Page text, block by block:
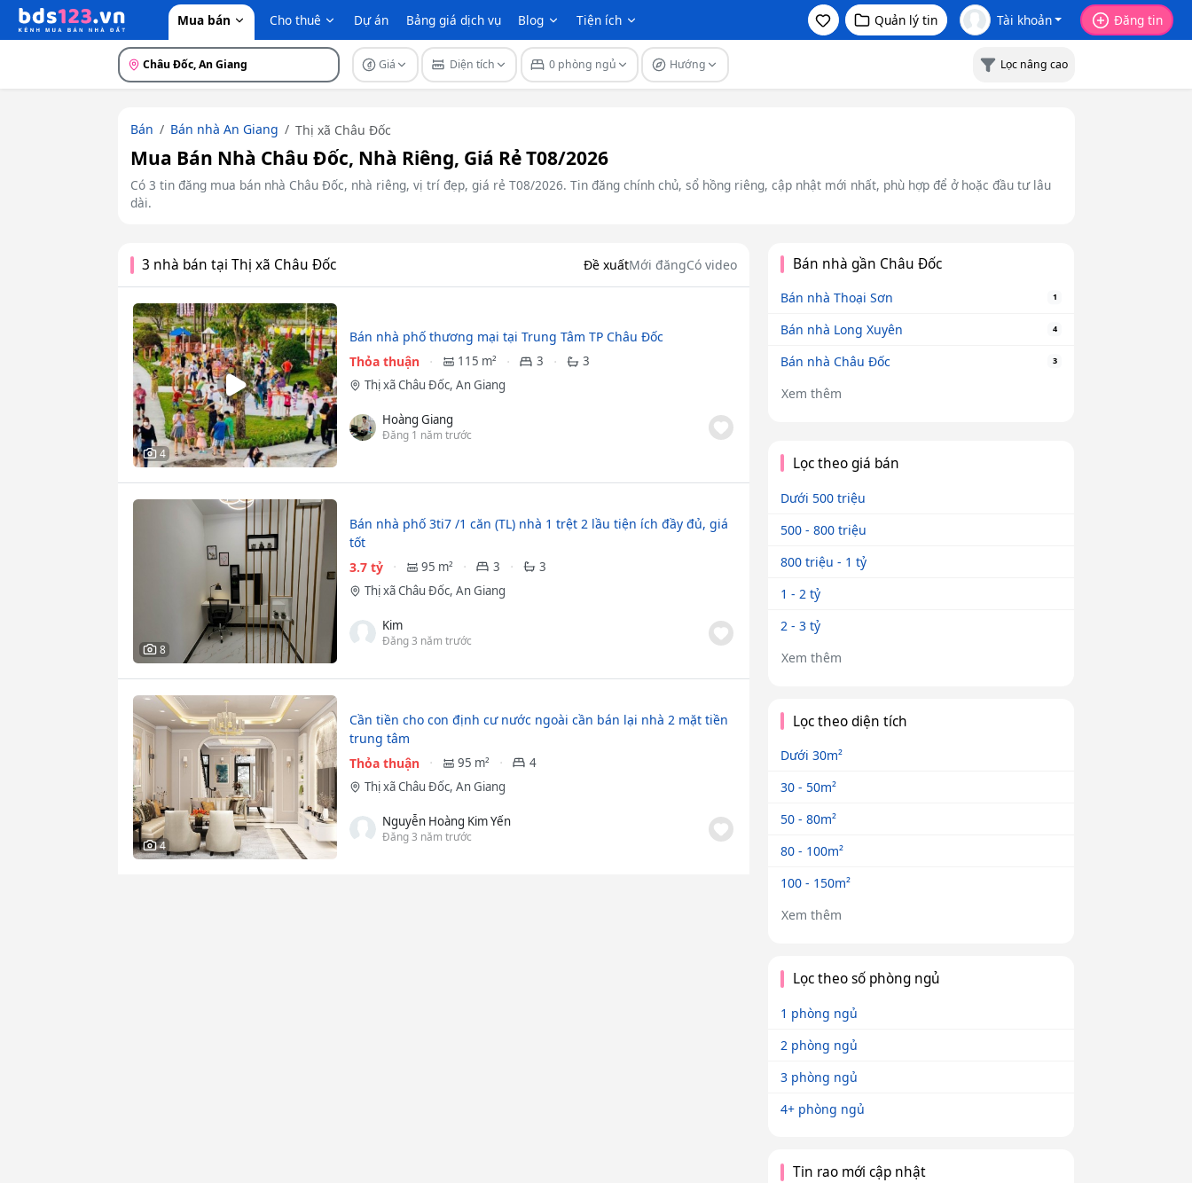
Mua bán Cho thuê Dự án Bảng giá dịch vụ Blog Tiện ích Quản lý tin Tài khoản Đăng tin
Châu Đốc, An Giang Giá Diện tích 0 phòng ngủ Hướng Lọc nâng cao
Bán Bán nhà An Giang Thị xã Châu Đốc
Mua Bán Nhà Châu Đốc, Nhà Riêng, Giá Rẻ T08/2026
Có 3 tin đăng mua bán nhà Châu Đốc, nhà riêng, vị trí đẹp, giá rẻ T08/2026. Tin đăng chính chủ, sổ hồng riêng, cập nhật mới nhất, phù hợp để ở hoặc đầu tư lâu
dài.
3 nhà bán tại Thị xã Châu Đốc Đề xuấtMới đăngCó video
4
Bán nhà phố thương mại tại Trung Tâm TP Châu Đốc
Thỏa thuận
115 m² 3
3
Thị xã Châu Đốc, An Giang
Hoàng Giang
Đăng 1 năm trước
8
Bán nhà phố 3ti7 /1 căn (TL) nhà 1 trệt 2 lầu tiện ích đầy đủ, giá
tốt
3.7 tỷ
95 m² 3
3
Thị xã Châu Đốc, An Giang
Kim
Đăng 3 năm trước
4
Cần tiền cho con định cư nước ngoài cần bán lại nhà 2 mặt tiền
trung tâm
Thỏa thuận
95 m²
4
Thị xã Châu Đốc, An Giang
Nguyễn Hoàng Kim Yến
Đăng 3 năm trước
Bán nhà gần Châu Đốc
Bán nhà Thoại Sơn 1
Bán nhà Long Xuyên 4
Bán nhà Châu Đốc 3
Xem thêm
Lọc theo giá bán
Dưới 500 triệu
500 - 800 triệu
800 triệu - 1 tỷ
1 - 2 tỷ
2 - 3 tỷ
Xem thêm
Lọc theo diện tích
Dưới 30m²
30 - 50m²
50 - 80m²
80 - 100m²
100 - 150m²
Xem thêm
Lọc theo số phòng ngủ
1 phòng ngủ
2 phòng ngủ
3 phòng ngủ
4+ phòng ngủ
Tin rao mới cập nhật